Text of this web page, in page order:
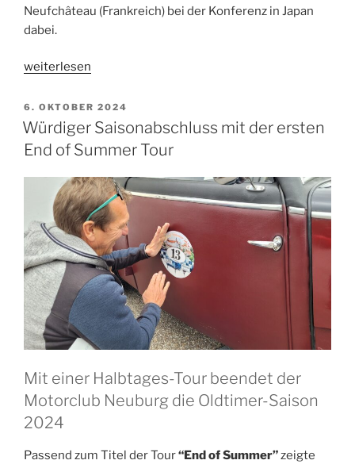
Neufchâteau (Frankreich) bei der Konferenz in Japan
dabei.
„Newcastles
the
world“
weiterlesen
VERÖFFENTLICHT
AM
6. OKTOBER 2024
Würdiger Saisonabschluss mit der ersten
End of Summer Tour
Mit einer Halbtages-Tour beendet der
Motorclub Neuburg die Oldtimer-Saison
2024
Passend zum Titel der Tour“End of Summer”zeigte